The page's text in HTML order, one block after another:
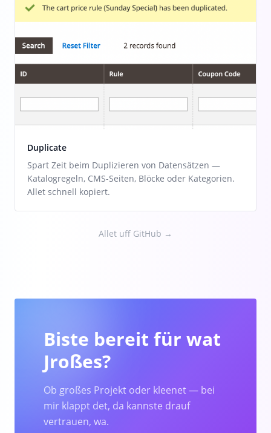
Duplicate
Spart Zeit beim Duplizieren von Datensätzen —
Katalogregeln, CMS-Seiten, Blöcke oder Kategorien.
Allet schnell kopiert.
Allet uff GitHub →
Biste bereit für wat
Jroßes?
Ob großes Projekt oder kleenet — bei
mir klappt det, da kannste drauf
vertrauen, wa.